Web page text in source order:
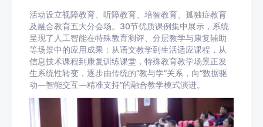
活动设立视障教育、听障教育、培智教育、孤独症教育
及融合教育五大分会场。30节优质课例集中展示，系统
呈现了人工智能在特殊教育测评、分层教学与康复辅助
等场景中的应用成果：从语文教学到生活适应课程，从
信息技术课程到康复训练课堂，特殊教育教学场景正发
生系统性转变，逐步由传统的“教与学”关系，向“数据驱
动—智能交互—精准支持”的融合教学模式演进。